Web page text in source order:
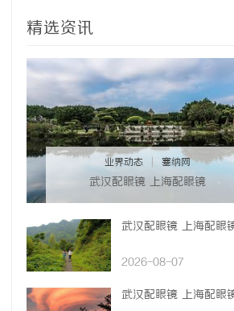
精选资讯
业界动态 塞纳网
武汉配眼镜 上海配眼镜
武汉配眼镜 上海配眼
2026-08-07
武汉配眼镜 上海配眼